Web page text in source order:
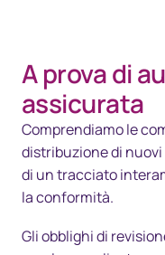
A prova di
assicurata
Comprendiamo le
distribuzione di
di un tracciato
la conformità.
Gli obblighi di